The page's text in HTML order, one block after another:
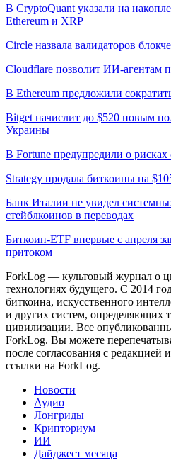
В CryptoQuant указали на
Ethereum и XRP
Circle назвала валидаторов
Cloudflare позволит ИИ-агентам
В Ethereum предложили
Bitget начислит до $520 новым
Украины
В Fortune предупредили о
Strategy продала биткоины на
Банк Италии не увидел
стейблкоинов в переводах
Биткоин-ETF впервые с апреля
притоком
ForkLog — культовый журнал о
технологиях будущего. С 2014
биткоина, искусственного
и других систем, определяющих
цивилизации. Все
ForkLog. Вы можете
после согласования с редакцией
ссылки на ForkLog.
Новости
Аудио
Лонгриды
Крипториум
ИИ
Дайджест месяца